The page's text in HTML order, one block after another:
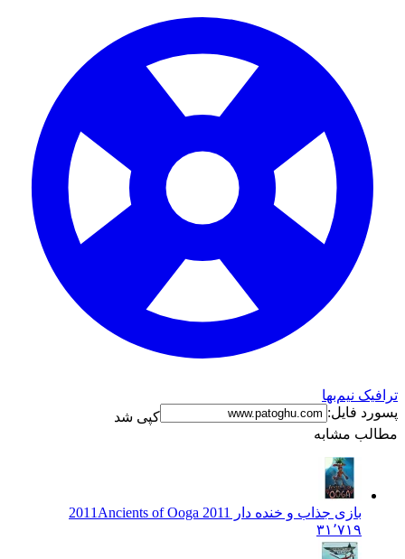
ترافیک نیم‌بها
پسورد فایل:
کپی شد
مطالب مشابه
بازی جذاب و خنده دار 2011
Ancients of Ooga 2011
۳۱٬۷۱۹